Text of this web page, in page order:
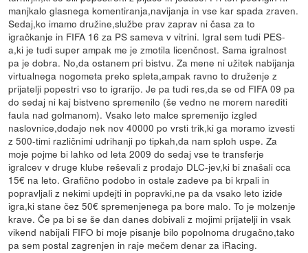
manjkalo glasnega komentiranja,navijanja in vse kar spada zraven.
Sedaj,ko imamo družine,službe prav zaprav ni časa za to
igračkanje in FIFA 16 za PS sameva v vitrini. Igral sem tudi PES-
a,ki je tudi super ampak me je zmotila licenčnost. Sama igralnost
pa je dobra. No,da ostanem pri bistvu. Za mene ni užitek nabijanja
virtualnega nogometa preko spleta,ampak ravno to druženje z
prijatelji popestri vso to igrarijo. Je pa tudi res,da se od FIFA 09 pa
do sedaj ni kaj bistveno spremenilo (še vedno ne morem narediti
faula nad golmanom). Vsako leto malce spremenijo izgled
naslovnice,dodajo nek nov 40000 po vrsti trik,ki ga moramo izvesti
z 500-timi različnimi udrihanji po tipkah,da nam sploh uspe. Za
moje pojme bi lahko od leta 2009 do sedaj vse te transferje
igralcev v druge klube reševali z prodajo DLC-jev,ki bi znašali cca
15€ na leto. Grafično podobo in ostale zadeve pa bi krpali in
popravljali z nekimi updejti in popravki,ne pa da vsako leto izide
igra,ki stane čez 50€ spremenjenega pa bore malo. To je molzenje
krave. Če pa bi se še dan danes dobivali z mojimi prijatelji in vsak
vikend nabijali FIFO bi moje pisanje bilo popolnoma drugačno,tako
pa sem postal zagrenjen in raje mečem denar za iRacing.